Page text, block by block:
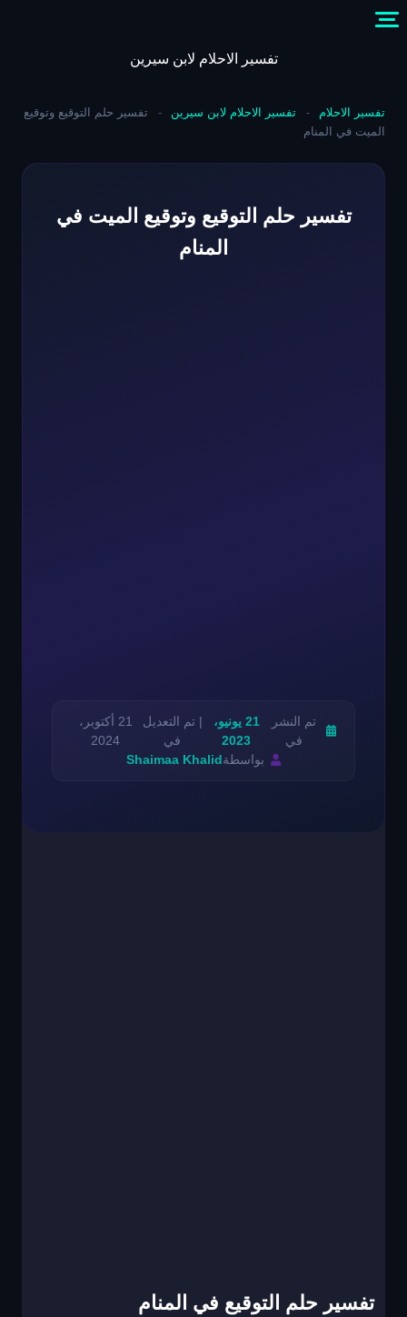
content
تفسير الاحلام لابن سيرين
تفسير الاحلام - تفسير الاحلام لابن سيرين -
تفسير حلم التوقيع وتوقيع
الميت في المنام
تفسير حلم التوقيع وتوقيع الميت في
المنام
تم النشر
في
21 يونيو،
2023
| تم التعديل
في
21 أكتوبر،
2024
بواسطة Shaimaa Khalid
تفسير حلم التوقيع في المنام